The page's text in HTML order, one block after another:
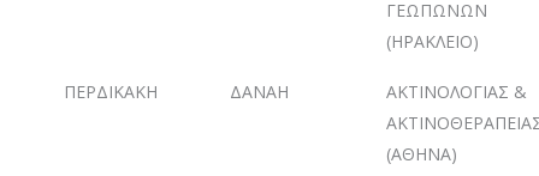
ΓΕΩΠΩΝΩΝ
(ΗΡΑΚΛΕΙΟ)
ΠΕΡΔΙΚΑΚΗ ΔΑΝΑΗ
ΑΚΤΙΝΟΛΟΓΙΑΣ &
(ΑΘΗΝΑ)